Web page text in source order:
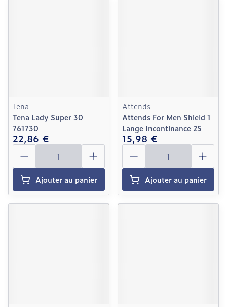
Tena
Tena Lady Super 30
761730
22,86 €
Quantité
Ajouter au panier
Attends
Attends For Men Shield 1
Lange Incontinance 25
15,98 €
Quantité
Ajouter au panier